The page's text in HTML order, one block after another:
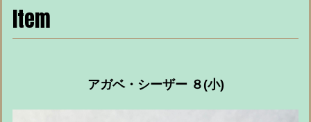
Item
アガベ・シーザー ８(小)